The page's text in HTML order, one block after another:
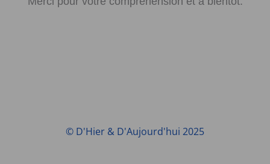
© D'Hier & D'Aujourd'hui 2025